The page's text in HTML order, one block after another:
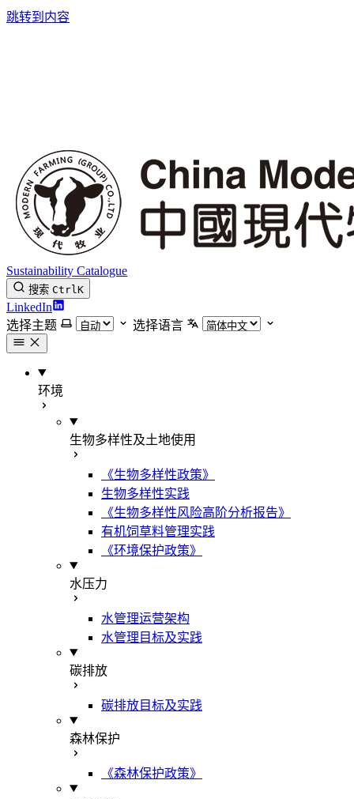
跳转到内容
Sustainability Catalogue
搜索 CtrlK
LinkedIn
选择主题
选择语言
环境
生物多样性及土地使用
《生物多样性政策》
生物多样性实践
《生物多样性风险高阶分析报告》
有机饲草料管理实践
《环境保护政策》
水压力
水管理运营架构
水管理目标及实践
碳排放
碳排放目标及实践
森林保护
《森林保护政策》